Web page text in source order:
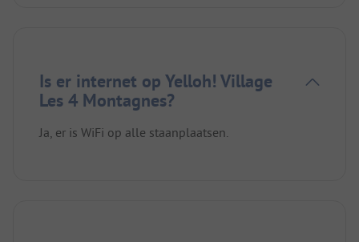
Is er internet op Yelloh! Village
Les 4 Montagnes?
Ja, er is WiFi op alle staanplaatsen.